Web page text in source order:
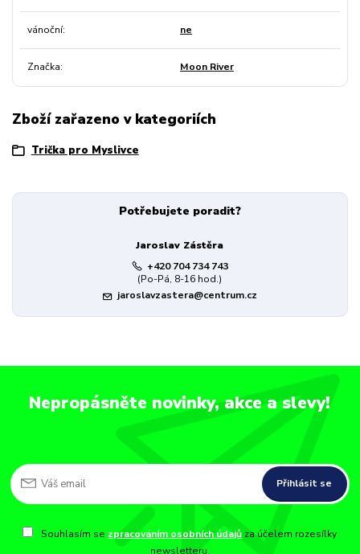
vánoční ne
Značka Moon River
Zboží zařazeno v kategoriích
Trička pro Myslivce
Potřebujete poradit?
Jaroslav Zástěra
+420 704 734 743
(Po-Pá, 8-16 hod.)
jaroslavzastera@centrum.cz
Nepropásněte novinky, akce a slevy!
Přihlásit se
Souhlasím se zpracováním osobních údajů za účelem rozesílky
newsletteru.